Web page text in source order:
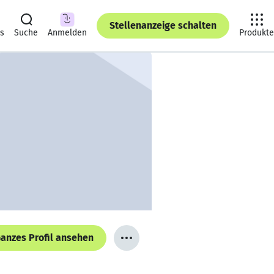
Suche Anmelden
Stellenanzeige schalten
Produkte
Profil ansehen